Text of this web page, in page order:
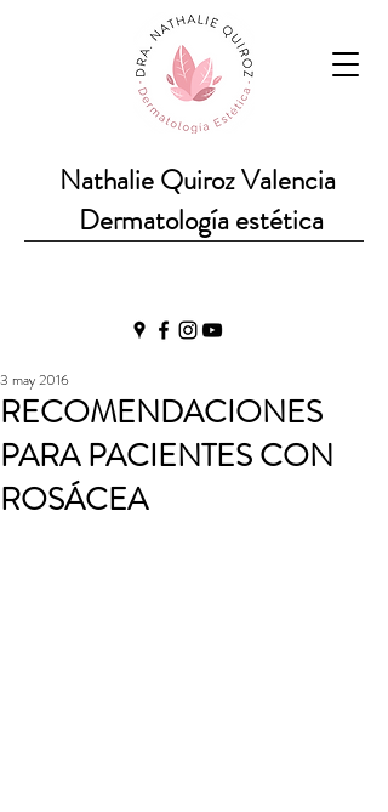
Nathalie Quiroz Valencia
Dermatología estética
RECOMENDACIONES
PARA PACIENTES CON
ROSÁCEA
3 may 2016